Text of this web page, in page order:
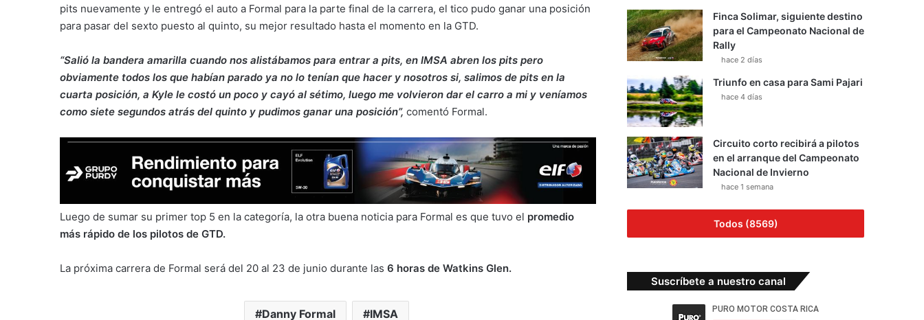
pits nuevamente y le entregó el auto a Formal para la parte final de la carrera, el tico pudo ganar una posición
para pasar del sexto puesto al quinto, su mejor resultado hasta el momento en la GTD.
“Salió la bandera amarilla cuando nos alistábamos para entrar a pits, en IMSA abren los pits pero
obviamente todos los que habían parado ya no lo tenían que hacer y nosotros si, salimos de pits en la
cuarta posición, a Kyle le costó un poco y cayó al sétimo, luego me volvieron dar el carro a mi y veníamos
como siete segundos atrás del quinto y pudimos ganar una posición”, comentó Formal.
Luego de sumar su primer top 5 en la categoría, la otra buena noticia para Formal es que tuvo el promedio
más rápido de los pilotos de GTD.
La próxima carrera de Formal será del 20 al 23 de junio durante las 6 horas de Watkins Glen.
Danny Formal IMSA
Finca Solimar, siguiente destino
para el Campeonato Nacional de
Rally
hace 2 días
Triunfo en casa para Sami Pajari
hace 4 días
Circuito corto recibirá a pilotos
en el arranque del Campeonato
Nacional de Invierno
hace 1 semana
Todos (8569)
Suscríbete a nuestro canal